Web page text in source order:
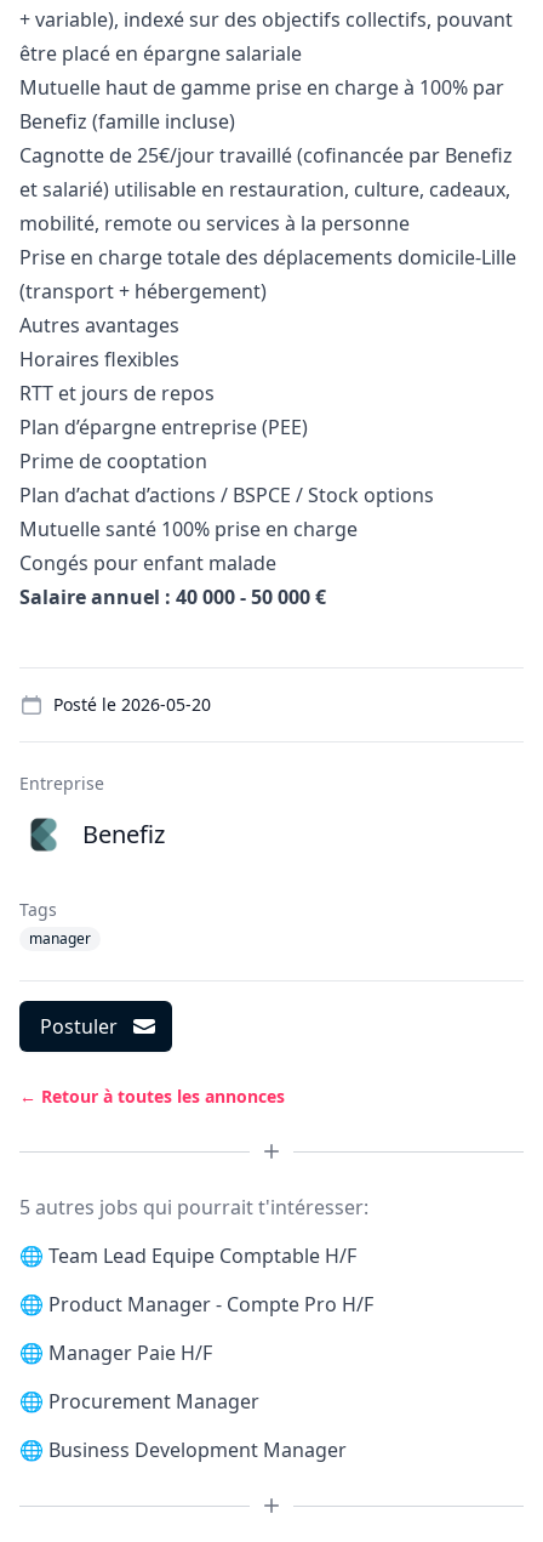
+ variable), indexé sur des objectifs collectifs, pouvant
être placé en épargne salariale
Mutuelle haut de gamme prise en charge à 100% par
Benefiz (famille incluse)
Cagnotte de 25€/jour travaillé (cofinancée par Benefiz
et salarié) utilisable en restauration, culture, cadeaux,
mobilité, remote ou services à la personne
Prise en charge totale des déplacements domicile-Lille
(transport + hébergement)
Autres avantages
Horaires flexibles
RTT et jours de repos
Plan d’épargne entreprise (PEE)
Prime de cooptation
Plan d’achat d’actions / BSPCE / Stock options
Mutuelle santé 100% prise en charge
Congés pour enfant malade
Salaire annuel : 40 000 - 50 000 €
Posté le 2026-05-20
Entreprise
Benefiz
Tags
manager
Postuler
← Retour à toutes les annonces
5 autres jobs qui pourrait t'intéresser:
🌐 Team Lead Equipe Comptable H/F
🌐 Product Manager - Compte Pro H/F
🌐 Manager Paie H/F
🌐 Procurement Manager
🌐 Business Development Manager